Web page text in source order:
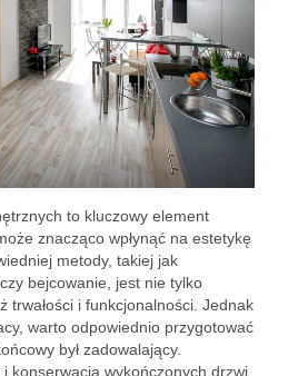
to kluczowy element
znacząco wpłynąć na estetykę
metody, takiej jak
bejcowanie, jest nie tylko
trwałości i funkcjonalności. Jednak
warto odpowiednio przygotować
był zadowalający.
konserwacja wykończonych drzwi